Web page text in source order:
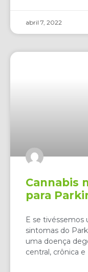
abril 7, 2022
Cannabis
para
E se tivéssemos
sintomas do
uma doença
central, crônica e